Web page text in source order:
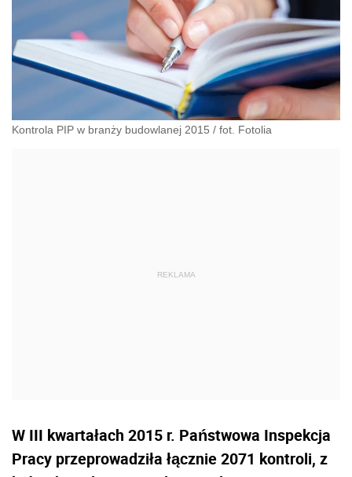
Kontrola PIP w branży budowlanej 2015 / fot. Fotolia
W III kwartałach 2015 r. Państwowa Inspekcja
Pracy przeprowadziła łącznie 2071 kontroli, z